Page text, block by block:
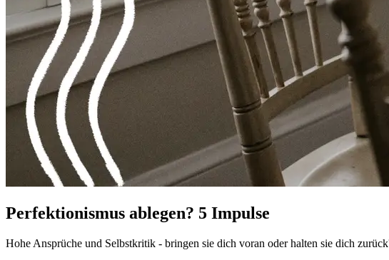
Perfektionismus ablegen? 5 Impulse
Hohe Ansprüche und Selbstkritik - bringen sie dich voran oder halten sie dich